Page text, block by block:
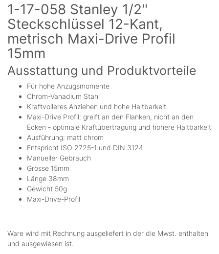
1-17-058 Stanley 1/2''
Steckschlüssel 12-Kant,
metrisch Maxi-Drive Profil
15mm
Ausstattung und Produktvorteile
Für hohe Anzugsmomente
Chrom-Vanadium Stahl
Kraftvolleres Anziehen und hohe Haltbarkeit
Maxi-Drive Profil: greift an den Flanken, nicht an den
Ecken - optimale Kraftübertragung und höhere Haltbarkeit
Ausführung: matt chrom
Entspricht ISO 2725-1 und DIN 3124
Manueller Gebrauch
Grösse 15mm
Länge 38mm
Gewicht 50g
Maxi-Drive-Profil
Ware wird mit Rechnung ausgeliefert in der die Mwst. enthalten
und ausgewiesen ist.